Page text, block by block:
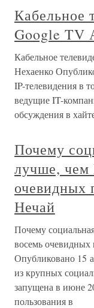
Кабельное
Google TV
Кабельное
Нехаенко
IP-телевидения в
ведущие IT-
обсуждения в
Почему
лучше, чем
очевидных
Нечай
Почему
восемь
Опубликовано 15
из крупных
запущена в июне
пользования в